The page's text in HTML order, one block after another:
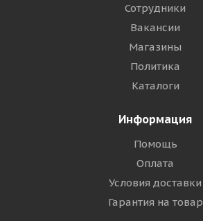
Сотрудники
Вакансии
Магазины
Политика
Каталоги
Информация
Помощь
Оплата
Условия доставки
Гарантия на товар